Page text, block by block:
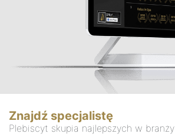
Znajdź specjalistę
Plebiscyt skupia najlepszych w branży